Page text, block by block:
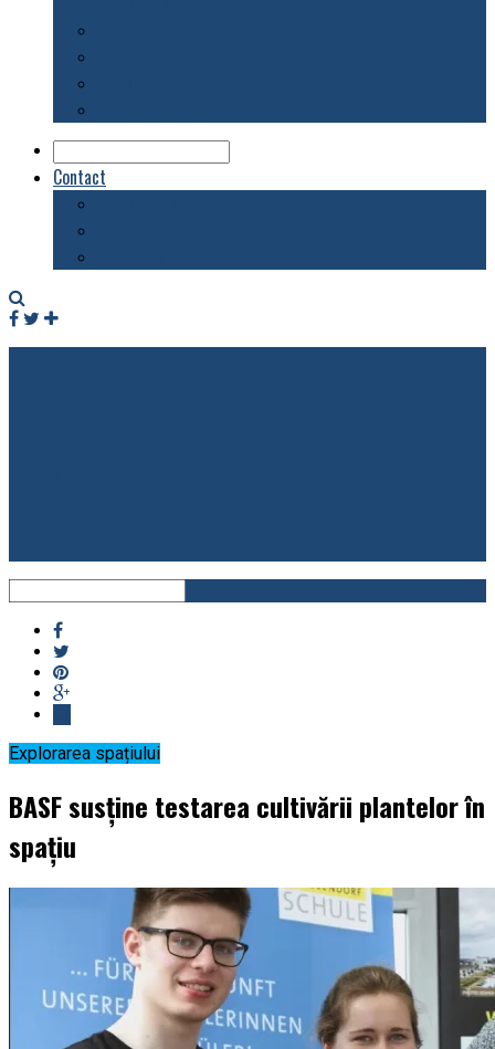
Contact
Explorarea spațiului
BASF susține testarea cultivării plantelor în
spațiu